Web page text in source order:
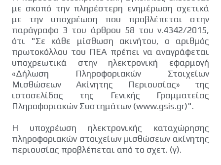
με σκοπό την πληρέστερη ενημέρωση σχετικά
με την υποχρέωση που προβλέπεται στην
παράγραφο 3 του άρθρου 58 του ν.4342/2015,
ότι "Σε κάθε μίσθωση ακινήτου, ο αριθμός
πρωτοκόλλου του ΠΕΑ πρέπει να αναγράφεται
υποχρεωτικά στην ηλεκτρονική εφαρμογή
«Δήλωση Πληροφοριακών Στοιχείων
Μισθώσεων Ακίνητης Περιουσίας» της
ιστοσελίδας της Γενικής Γραμματείας
Πληροφοριακών Συστημάτων (www.gsis.gr)".
Η υποχρέωση ηλεκτρονικής καταχώρησης
πληροφοριακών στοιχείων μισθώσεων ακίνητης
περιουσίας προβλέπεται από το σχετ. (γ).